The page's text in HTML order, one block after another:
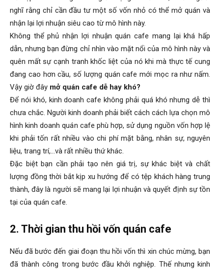
nghĩ rằng chỉ cần đầu tư một số vốn nhỏ có thể mở quán và
nhận lại lợi nhuận siêu cao từ mô hình này.
Không thể phủ nhận lợi nhuận quán cafe mang lại khá hấp
dẫn, nhưng bạn đừng chỉ nhìn vào mặt nổi của mô hình này và
quên mất sự cạnh tranh khốc liệt của nó khi mà thực tế cung
đang cao hơn cầu, số lượng quán cafe mới mọc ra như nấm.
Vậy giờ đây mở quán cafe dễ hay khó?
Để nói khó, kinh doanh cafe không phải quá khó nhưng dễ thì
chưa chắc. Người kinh doanh phải biết cách cách lựa chọn mô
hình kinh doanh quán cafe phù hợp, sử dụng nguồn vốn hợp lệ
khi phải tốn rất nhiều vào chi phí mặt bằng, nhân sự, nguyên
liệu, trang trí,…và rất nhiều thứ khác.
Đặc biệt bạn cần phải tạo nên giá trị, sự khác biệt và chất
lượng đồng thời bắt kịp xu hướng để có tệp khách hàng trung
thành, đây là người sẽ mang lại lợi nhuận và quyết định sự tồn
tại của quán cafe.
2. Thời gian thu hồi vốn quán cafe
Nếu đã bước đến giai đoạn thu hồi vốn thì xin chúc mừng, bạn
đã thành công trong bước đầu khởi nghiệp. Thế nhưng kinh